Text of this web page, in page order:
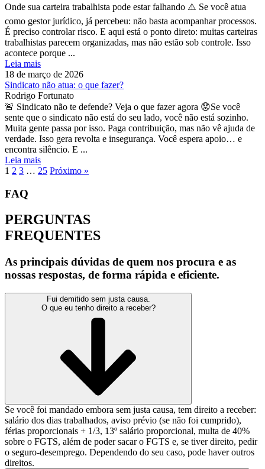
Onde sua carteira trabalhista pode estar falhando ⚠️ Se você atua
como gestor jurídico, já percebeu: não basta acompanhar processos.
É preciso controlar risco. E aqui está o ponto direto: muitas carteiras
trabalhistas parecem organizadas, mas não estão sob controle. Isso
acontece porque ...
Leia mais
18 de março de 2026
Sindicato não atua: o que fazer?
Rodrigo Fortunato
🚨 Sindicato não te defende? Veja o que fazer agora 😟Se você
sente que o sindicato não está do seu lado, você não está sozinho.
Muita gente passa por isso. Paga contribuição, mas não vê ajuda de
verdade. Isso gera revolta e insegurança. Você espera apoio… e
encontra silêncio. E ...
Leia mais
1 2 3 … 25 Próximo »
FAQ
PERGUNTAS
FREQUENTES
As principais dúvidas de quem nos procura e as
nossas respostas, de forma rápida e eficiente.
Fui demitido sem justa causa.
O que eu tenho direito a receber?
Se você foi mandado embora sem justa causa, tem direito a receber:
salário dos dias trabalhados, aviso prévio (se não foi cumprido),
férias proporcionais + 1/3, 13º salário proporcional, multa de 40%
sobre o FGTS, além de poder sacar o FGTS e, se tiver direito, pedir
o seguro-desemprego. Dependendo do seu caso, pode haver outros
direitos.